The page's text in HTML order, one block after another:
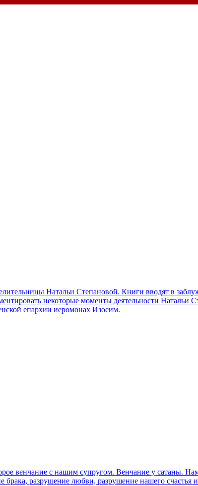
Натальи Степановой. Книги вводят в
некоторые моменты деятельности Натальи
епархии иеромонах Изосим.
венчание с нашим супругом. Венчание у сатаны.
брака, разрушение любви, разрушение нашего